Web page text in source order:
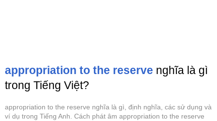
appropriation to the reserve nghĩa là gì
trong Tiếng Việt?
appropriation to the reserve nghĩa là gì, định nghĩa, các sử dụng và
ví dụ trong Tiếng Anh. Cách phát âm appropriation to the reserve